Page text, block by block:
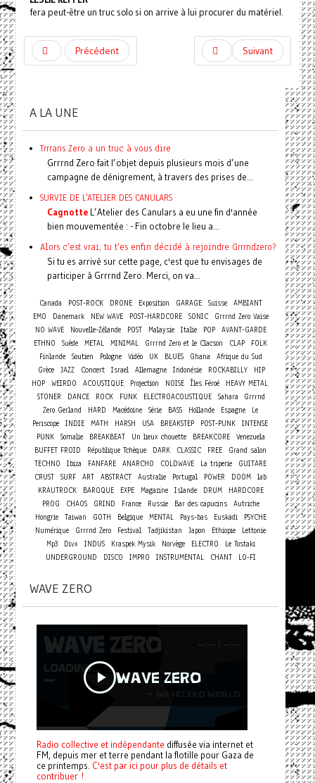
fera peut-être un truc solo si on arrive à lui procurer du matériel.
Précédent Suivant
A LA UNE
Trrrans Zero a un truc à vous dire
Grrrnd Zero fait l’objet depuis plusieurs mois d’une
campagne de dénigrement, à travers des prises de...
SURVIE DE L'ATELIER DES CANULARS
CagnotteL’Atelier des Canulars a eu une fin d'année
bien mouvementée : - Fin octobre le lieu a...
Alors c'est vrai, tu t'es enfin décidé à rejoindre Grrrndzero?
Si tu es arrivé sur cette page, c'est que tu envisages de
participer à Grrrnd Zero. Merci, on va...
Canada POST-ROCK DRONE Exposition GARAGE Suisse
AMBIANT
EMO
Danemark NEW WAVE POST-HARDCORE SONIC
Grrrnd Zero Vaise
NO WAVE
Nouvelle-Zélande POST Malaysie Italie POP
AVANT-GARDE
ETHNO
Suède METAL MINIMAL Grrrnd Zero et le Clacson CLAP
FOLK
Finlande
Soutien Pologne Vidéo UK BLUES Ghana
Afrique du Sud
Grèce
JAZZ Concert Israel Allemagne Indonésie ROCKABILLY
HIP
HOP WEIRDO ACOUSTIQUE Projection NOISE Îles Féroé
HEAVY METAL
STONER
DANCE ROCK FUNK ELECTROACOUSTIQUE Sahara
Grrrnd
Zero Gerland
HARD Macédoine Série BASS Hollande Espagne
Le
Periscope
INDIE MATH HARSH USA BREAKSTEP POST-PUNK
INTENSE
PUNK
Somalie BREAKBEAT Un lieux chouette BREAKCORE
Venezuela
BUFFET FROID
République Tchèque DARK CLASSIC FREE
Grand salon
TECHNO
Ibiza FANFARE ANARCHO COLDWAVE La triperie
GUITARE
CRUST SURF ART ABSTRACT Australie Portugal POWER DOOM lab
KRAUTROCK
BAROQUE EXPE Magazine Islande DRUM
HARDCORE
PROG
CHAOS GRIND France Russie Bar des capucins
Autriche
Hongrie
Taiwan GOTH Belgique MENTAL Pays-bas Euskadi
PSYCHE
Numérique
Grrrnd Zero Festival Tadjikistan Japon Ethiopie
Lettonie
Mp3
Divx INDUS Kraspek Mysik Norvège ELECTRO
Le Tostaki
UNDERGROUND
DISCO IMPRO INSTRUMENTAL CHANT LO-FI
WAVE ZERO
Radio collective et indépendante diffusée via internet et
FM, depuis mer et terre pendant la flotille pour Gaza de
ce printemps. C'est par ici pour plus de détails et
contribuer !